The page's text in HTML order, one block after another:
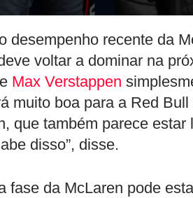
desempenho recente da
voltar a dominar na
Max Verstappen
muito boa para a Red
que também parece estar
disso”, disse.
fase da McLaren pode